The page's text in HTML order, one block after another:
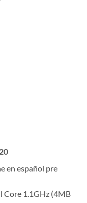
en español pre
Core 1.1GHz (4MB